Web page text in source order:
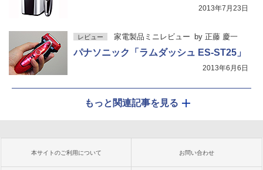
2013年7月23日
レビュー 家電製品ミニレビュー by 正藤 慶一
パナソニック「ラムダッシュ ES-ST25」
2013年6月6日
もっと関連記事を見る
本サイトのご利用について お問い合わせ